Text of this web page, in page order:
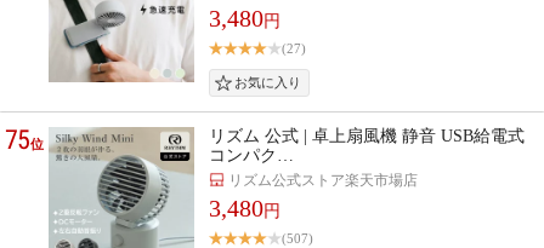
3,480円
(27)
75位
リズム 公式 | 卓上扇風機 静音 USB給電式
コンパク…
リズム公式ストア楽天市場店
3,480円
(507)